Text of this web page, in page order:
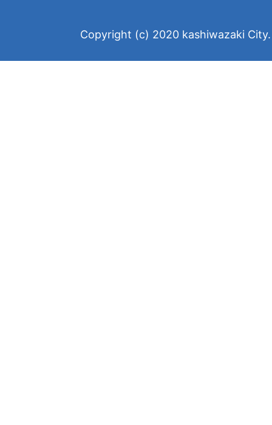
Copyright (c) 2020 kashiwazaki